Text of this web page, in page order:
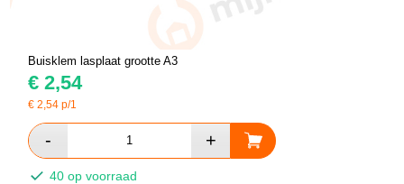
Buisklem lasplaat grootte A3
€ 2,54
€2,54 p/1
40 op voorraad